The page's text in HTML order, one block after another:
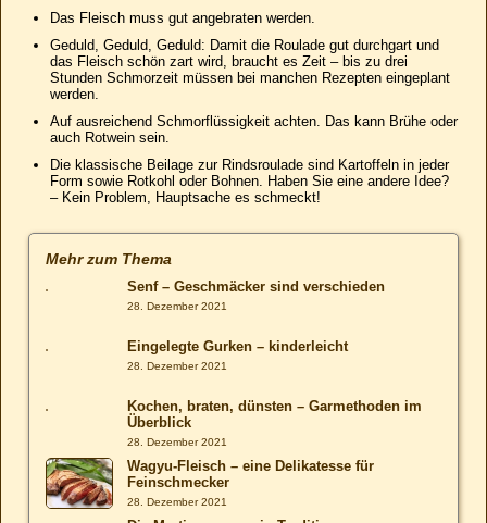
Das Fleisch muss gut angebraten werden.
Geduld, Geduld, Geduld: Damit die Roulade gut durchgart und
das Fleisch schön zart wird, braucht es Zeit – bis zu drei
Stunden Schmorzeit müssen bei manchen Rezepten eingeplant
werden.
Auf ausreichend Schmorflüssigkeit achten. Das kann Brühe oder
auch Rotwein sein.
Die klassische Beilage zur Rindsroulade sind Kartoffeln in jeder
Form sowie Rotkohl oder Bohnen. Haben Sie eine andere Idee?
– Kein Problem, Hauptsache es schmeckt!
Mehr zum Thema
Senf – Geschmäcker sind verschieden
28. Dezember 2021
Eingelegte Gurken – kinderleicht
28. Dezember 2021
Kochen, braten, dünsten – Garmethoden im
Überblick
28. Dezember 2021
Wagyu-Fleisch – eine Delikatesse für
Feinschmecker
28. Dezember 2021